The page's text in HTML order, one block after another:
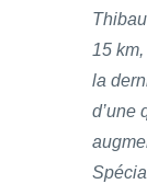
15
la
d’une